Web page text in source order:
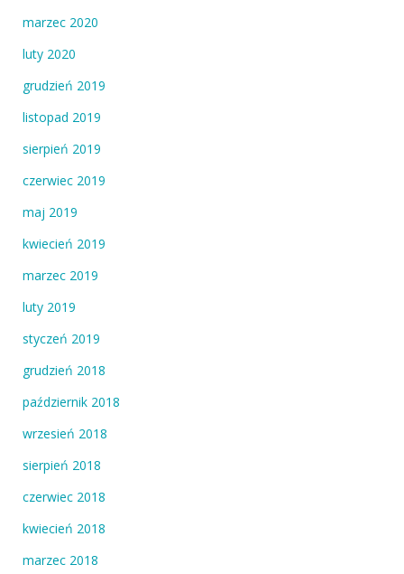
marzec 2020
luty 2020
grudzień 2019
listopad 2019
sierpień 2019
czerwiec 2019
maj 2019
kwiecień 2019
marzec 2019
luty 2019
styczeń 2019
grudzień 2018
październik 2018
wrzesień 2018
sierpień 2018
czerwiec 2018
kwiecień 2018
marzec 2018